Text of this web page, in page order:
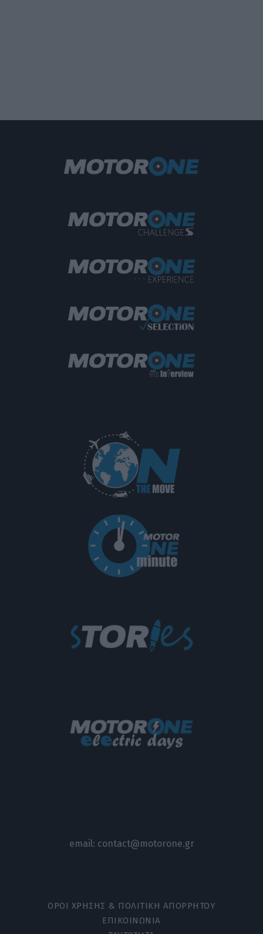
email: contact@motorone.gr
ΟΡΟΙ ΧΡΗΣΗΣ & ΠΟΛΙΤΙΚΗ ΑΠΟΡΡΗΤΟΥ
ΕΠΙΚΟΙΝΩΝΙΑ